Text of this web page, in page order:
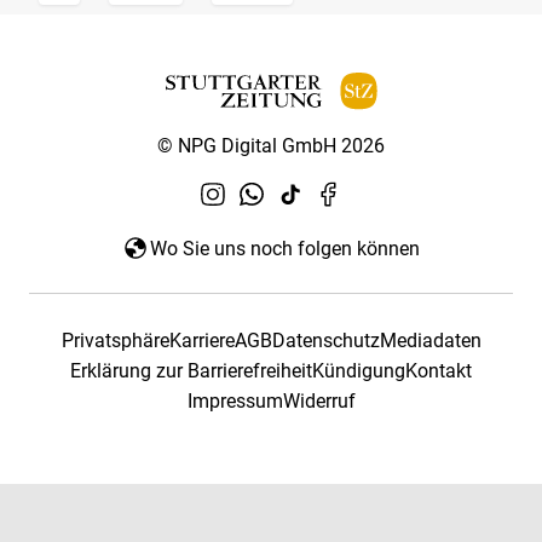
© NPG Digital GmbH 2026
Wo Sie uns noch folgen können
PrivatsphäreKarriereAGBDatenschutzMediadaten
Erklärung zur BarrierefreiheitKündigungKontakt
ImpressumWiderruf